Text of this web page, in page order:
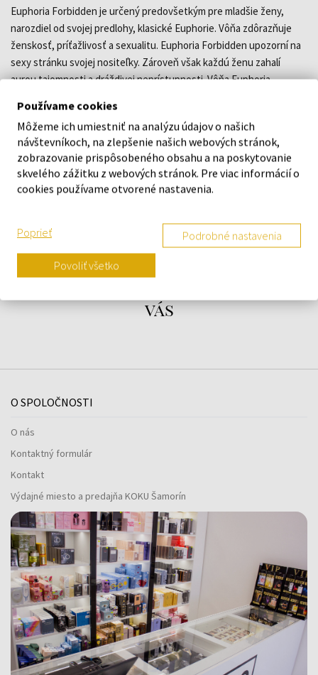
Euphoria Forbidden je určený predovšetkým pre mladšie ženy,
narozdiel od svojej predlohy, klasické Euphorie. Vôňa zdôrazňuje
ženskosť, príťažlivosť a sexualitu. Euphoria Forbidden upozorní na
sexy stránku svojej nositeľky. Zároveň však každú ženu zahalí
aurou tajomnosti a dráždivej neprístupnosti. Vôňa Euphoria
nositeľka chce upútať pozornosť. Hodí sa teda hlavne pre
slávnostné príležitosti či na večierok.
DETAILY
vás
O SPOLOČNOSTI
O nás
Kontaktný formulár
Kontakt
Výdajné miesto a predajňa KOKU Šamorín
Používame cookies
Môžeme ich umiestniť na analýzu údajov o našich
návštevníkoch, na zlepšenie našich webových stránok,
zobrazovanie prispôsobeného obsahu a na poskytovanie
skvelého zážitku z webových stránok. Pre viac informácií o
cookies používame otvorené nastavenia.
Poprieť Podrobné nastavenia
Povoliť všetko